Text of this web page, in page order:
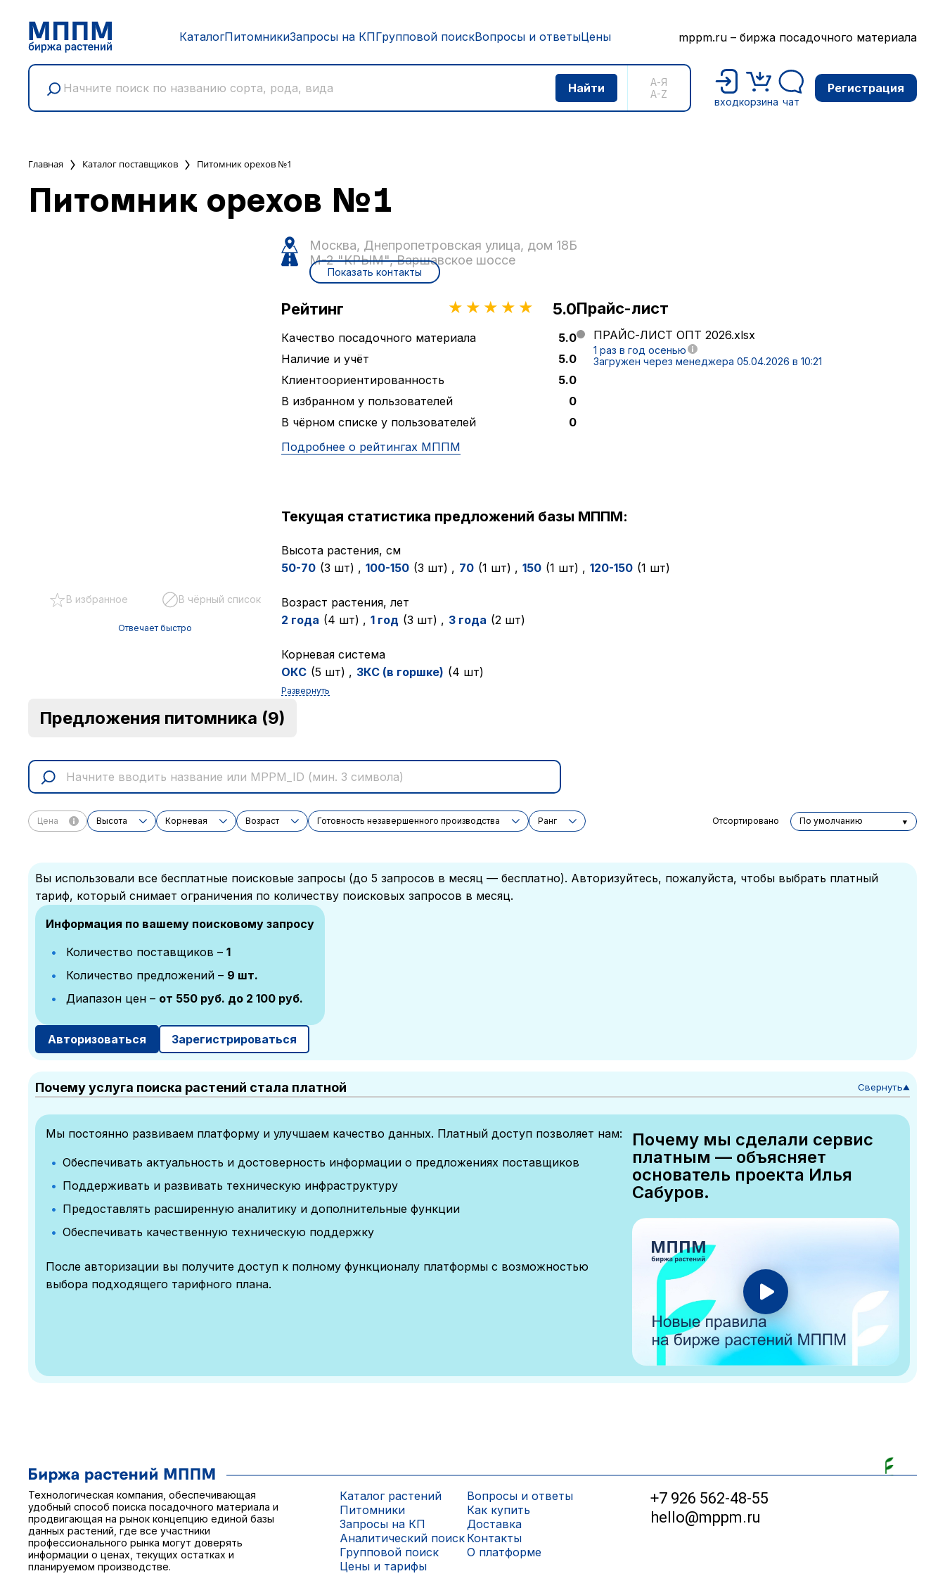
КаталогПитомникиЗапросы на КПГрупповой поискВопросы и ответыЦены mppm.ru – биржа посадочного материала
А-Я
A-Z
входкорзина чат
Регистрация
Главная Каталог поставщиков Питомник орехов №1
Питомник орехов №1
В избранное В чёрный список
Отвечает быстро
Москва, Днепропетровская улица, дом 18Б
М-2 "КРЫМ", Варшавское шоссе
Показать контакты
Рейтинг 5.0
Качество посадочного материала
5.0
Наличие и учёт
5.0
Клиентоориентированность
5.0
В избранном у пользователей
0
В чёрном списке у пользователей
0
Подробнее о рейтингах МППМ
Прайс-лист
ПРАЙС-ЛИСТ ОПТ 2026.xlsx
1 раз в год осенью
Загружен через менеджера 05.04.2026 в 10:21
Текущая статистика предложений базы МППМ:
Высота растения, см
50-70 (3 шт) , 100-150 (3 шт) , 70 (1 шт) , 150 (1 шт) , 120-150 (1 шт)
Возраст растения, лет
2 года (4 шт) , 1 год (3 шт) , 3 года (2 шт)
Корневая система
ОКC (5 шт) , ЗКC (в горшке) (4 шт)
Развернуть
Предложения питомника (9)
Цена Высота Корневая Возраст Готовность незавершенного производства Ранг Отсортировано По умолчанию
Вы использовали все бесплатные поисковые запросы (до 5 запросов в месяц — бесплатно). Авторизуйтесь, пожалуйста, чтобы выбрать платный
тариф, который снимает ограничения по количеству поисковых запросов в месяц.
Информация по вашему поисковому запросу
Количество поставщиков – 1
Количество предложений – 9 шт.
Диапазон цен – от 550 руб. до 2 100 руб.
Авторизоваться Зарегистрироваться
Почему услуга поиска растений стала платной Свернуть▼
Мы постоянно развиваем платформу и улучшаем качество данных. Платный доступ позволяет нам:
Обеспечивать актуальность и достоверность информации о предложениях поставщиков
Поддерживать и развивать техническую инфраструктуру
Предоставлять расширенную аналитику и дополнительные функции
Обеспечивать качественную техническую поддержку
После авторизации вы получите доступ к полному функционалу платформы с возможностью
выбора подходящего тарифного плана.
Почему мы сделали сервис
платным — объясняет
основатель проекта Илья
Сабуров.
Технологическая компания, обеспечивающая
удобный способ поиска посадочного материала и
продвигающая на рынок концепцию единой базы
данных растений, где все участники
профессионального рынка могут доверять
информации о ценах, текущих остатках и
планируемом производстве.
Каталог растений
Питомники
Запросы на КП
Аналитический поиск
Групповой поиск
Цены и тарифы
Вопросы и ответы
Как купить
Доставка
Контакты
О платформе
+7 926 562-48-55
hello@mppm.ru